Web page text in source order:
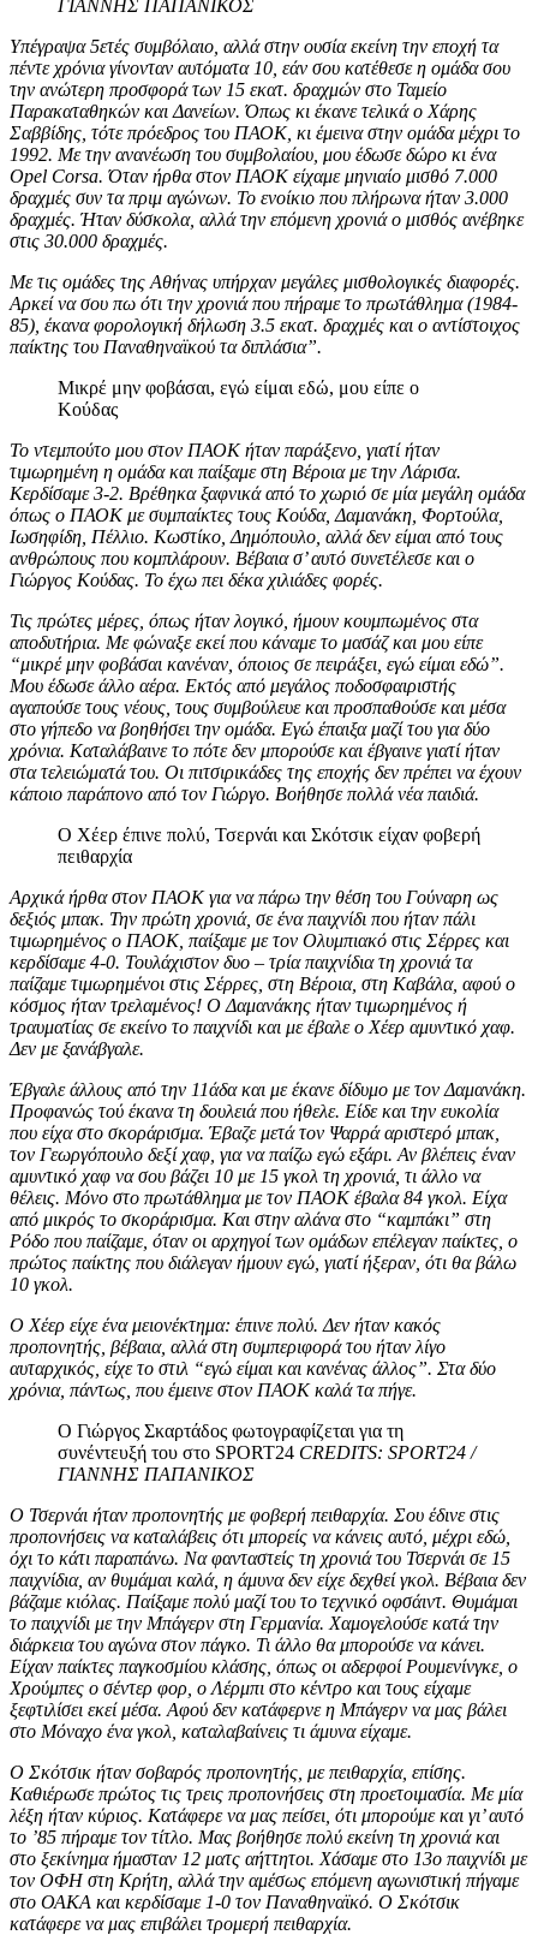
ΓΙΑΝΝΗΣ ΠΑΠΑΝΙΚΟΣ
Υπέγραψα 5ετές συμβόλαιο, αλλά στην ουσία εκείνη την εποχή τα
πέντε χρόνια γίνονταν αυτόματα 10, εάν σου κατέθεσε η ομάδα σου
την ανώτερη προσφορά των 15 εκατ. δραχμών στο Ταμείο
Παρακαταθηκών και Δανείων. Όπως κι έκανε τελικά ο Χάρης
Σαββίδης, τότε πρόεδρος του ΠΑΟΚ, κι έμεινα στην ομάδα μέχρι το
1992. Με την ανανέωση του συμβολαίου, μου έδωσε δώρο κι ένα
Opel Corsa. Όταν ήρθα στον ΠΑΟΚ είχαμε μηνιαίο μισθό 7.000
δραχμές συν τα πριμ αγώνων. Το ενοίκιο που πλήρωνα ήταν 3.000
δραχμές. Ήταν δύσκολα, αλλά την επόμενη χρονιά ο μισθός ανέβηκε
στις 30.000 δραχμές.
Με τις ομάδες της Αθήνας υπήρχαν μεγάλες μισθολογικές διαφορές.
Αρκεί να σου πω ότι την χρονιά που πήραμε το πρωτάθλημα (1984-
85), έκανα φορολογική δήλωση 3.5 εκατ. δραχμές και ο αντίστοιχος
παίκτης του Παναθηναϊκού τα διπλάσια”.
Μικρέ μην φοβάσαι, εγώ είμαι εδώ, μου είπε ο
Κούδας
Το ντεμπούτο μου στον ΠΑΟΚ ήταν παράξενο, γιατί ήταν
τιμωρημένη η ομάδα και παίξαμε στη Βέροια με την Λάρισα.
Κερδίσαμε 3-2. Βρέθηκα ξαφνικά από το χωριό σε μία μεγάλη ομάδα
όπως ο ΠΑΟΚ με συμπαίκτες τους Κούδα, Δαμανάκη, Φορτούλα,
Ιωσηφίδη, Πέλλιο. Κωστίκο, Δημόπουλο, αλλά δεν είμαι από τους
ανθρώπους που κομπλάρουν. Βέβαια σ’ αυτό συνετέλεσε και ο
Γιώργος Κούδας. Το έχω πει δέκα χιλιάδες φορές.
Τις πρώτες μέρες, όπως ήταν λογικό, ήμουν κουμπωμένος στα
αποδυτήρια. Με φώναξε εκεί που κάναμε το μασάζ και μου είπε
“μικρέ μην φοβάσαι κανέναν, όποιος σε πειράξει, εγώ είμαι εδώ”.
Μου έδωσε άλλο αέρα. Εκτός από μεγάλος ποδοσφαιριστής
αγαπούσε τους νέους, τους συμβούλευε και προσπαθούσε και μέσα
στο γήπεδο να βοηθήσει την ομάδα. Εγώ έπαιξα μαζί του για δύο
χρόνια. Καταλάβαινε το πότε δεν μπορούσε και έβγαινε γιατί ήταν
στα τελειώματά του. Οι πιτσιρικάδες της εποχής δεν πρέπει να έχουν
κάποιο παράπονο από τον Γιώργο. Βοήθησε πολλά νέα παιδιά.
Ο Χέερ έπινε πολύ, Τσερνάι και Σκότσικ είχαν φοβερή
πειθαρχία
Αρχικά ήρθα στον ΠΑΟΚ για να πάρω την θέση του Γούναρη ως
δεξιός μπακ. Την πρώτη χρονιά, σε ένα παιχνίδι που ήταν πάλι
τιμωρημένος ο ΠΑΟΚ, παίξαμε με τον Ολυμπιακό στις Σέρρες και
κερδίσαμε 4-0. Τουλάχιστον δυο – τρία παιχνίδια τη χρονιά τα
παίζαμε τιμωρημένοι στις Σέρρες, στη Βέροια, στη Καβάλα, αφού ο
κόσμος ήταν τρελαμένος! Ο Δαμανάκης ήταν τιμωρημένος ή
τραυματίας σε εκείνο το παιχνίδι και με έβαλε ο Χέερ αμυντικό χαφ.
Δεν με ξανάβγαλε.
Έβγαλε άλλους από την 11άδα και με έκανε δίδυμο με τον Δαμανάκη.
Προφανώς τού έκανα τη δουλειά που ήθελε. Είδε και την ευκολία
που είχα στο σκοράρισμα. Έβαζε μετά τον Ψαρρά αριστερό μπακ,
τον Γεωργόπουλο δεξί χαφ, για να παίζω εγώ εξάρι. Αν βλέπεις έναν
αμυντικό χαφ να σου βάζει 10 με 15 γκολ τη χρονιά, τι άλλο να
θέλεις. Μόνο στο πρωτάθλημα με τον ΠΑΟΚ έβαλα 84 γκολ. Είχα
από μικρός το σκοράρισμα. Και στην αλάνα στο “καμπάκι” στη
Ρόδο που παίζαμε, όταν οι αρχηγοί των ομάδων επέλεγαν παίκτες, ο
πρώτος παίκτης που διάλεγαν ήμουν εγώ, γιατί ήξεραν, ότι θα βάλω
10 γκολ.
Ο Χέερ είχε ένα μειονέκτημα: έπινε πολύ. Δεν ήταν κακός
προπονητής, βέβαια, αλλά στη συμπεριφορά του ήταν λίγο
αυταρχικός, είχε το στιλ “εγώ είμαι και κανένας άλλος”. Στα δύο
χρόνια, πάντως, που έμεινε στον ΠΑΟΚ καλά τα πήγε.
Ο Γιώργος Σκαρτάδος φωτογραφίζεται για τη
συνέντευξή του στο SPORT24 CREDITS: SPORT24 /
ΓΙΑΝΝΗΣ ΠΑΠΑΝΙΚΟΣ
Ο Τσερνάι ήταν προπονητής με φοβερή πειθαρχία. Σου έδινε στις
προπονήσεις να καταλάβεις ότι μπορείς να κάνεις αυτό, μέχρι εδώ,
όχι το κάτι παραπάνω. Να φανταστείς τη χρονιά του Τσερνάι σε 15
παιχνίδια, αν θυμάμαι καλά, η άμυνα δεν είχε δεχθεί γκολ. Βέβαια δεν
βάζαμε κιόλας. Παίξαμε πολύ μαζί του το τεχνικό οφσάιντ. Θυμάμαι
το παιχνίδι με την Μπάγερν στη Γερμανία. Χαμογελούσε κατά την
διάρκεια του αγώνα στον πάγκο. Τι άλλο θα μπορούσε να κάνει.
Είχαν παίκτες παγκοσμίου κλάσης, όπως οι αδερφοί Ρουμενίνγκε, ο
Χρούμπες ο σέντερ φορ, ο Λέρμπι στο κέντρο και τους είχαμε
ξεφτιλίσει εκεί μέσα. Αφού δεν κατάφερνε η Μπάγερν να μας βάλει
στο Μόναχο ένα γκολ, καταλαβαίνεις τι άμυνα είχαμε.
Ο Σκότσικ ήταν σοβαρός προπονητής, με πειθαρχία, επίσης.
Καθιέρωσε πρώτος τις τρεις προπονήσεις στη προετοιμασία. Με μία
λέξη ήταν κύριος. Κατάφερε να μας πείσει, ότι μπορούμε και γι’ αυτό
το ’85 πήραμε τον τίτλο. Μας βοήθησε πολύ εκείνη τη χρονιά και
στο ξεκίνημα ήμασταν 12 ματς αήττητοι. Χάσαμε στο 13ο παιχνίδι με
τον ΟΦΗ στη Κρήτη, αλλά την αμέσως επόμενη αγωνιστική πήγαμε
στο ΟΑΚΑ και κερδίσαμε 1-0 τον Παναθηναϊκό. Ο Σκότσικ
κατάφερε να μας επιβάλει τρομερή πειθαρχία.